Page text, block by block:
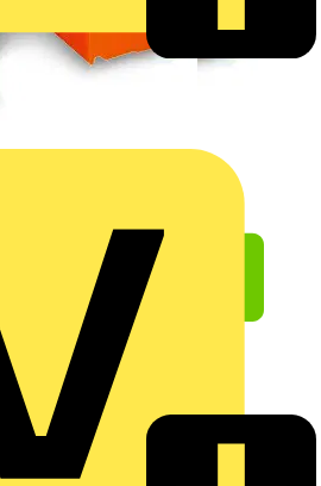
6
243,orange